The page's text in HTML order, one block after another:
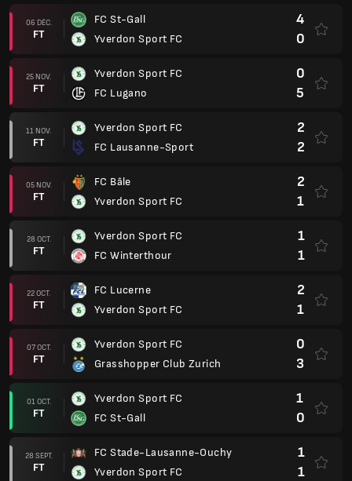
06 DÉC.
FT
FC St-Gall
Yverdon Sport FC
4
0
25 NOV.
FT
Yverdon Sport FC
FC Lugano
0
5
11 NOV.
FT
Yverdon Sport FC
FC Lausanne-Sport
2
2
05 NOV.
FT
FC Bâle
Yverdon Sport FC
2
1
28 OCT.
FT
Yverdon Sport FC
FC Winterthour
1
1
22 OCT.
FT
FC Lucerne
Yverdon Sport FC
2
1
07 OCT.
FT
Yverdon Sport FC
Grasshopper Club Zurich
0
3
01 OCT.
FT
Yverdon Sport FC
FC St-Gall
1
0
28 SEPT.
FT
FC Stade-Lausanne-Ouchy
Yverdon Sport FC
1
1